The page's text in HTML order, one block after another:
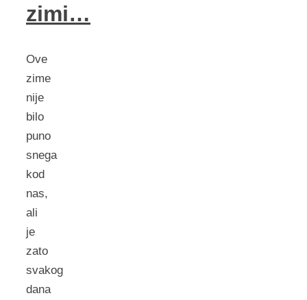
zimi…
Ove
zime
nije
bilo
puno
snega
kod
nas,
ali
je
zato
svakog
dana